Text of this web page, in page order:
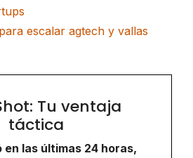
escalar agtech y vallas
Tu ventaja
táctica
en las últimas 24 horas,